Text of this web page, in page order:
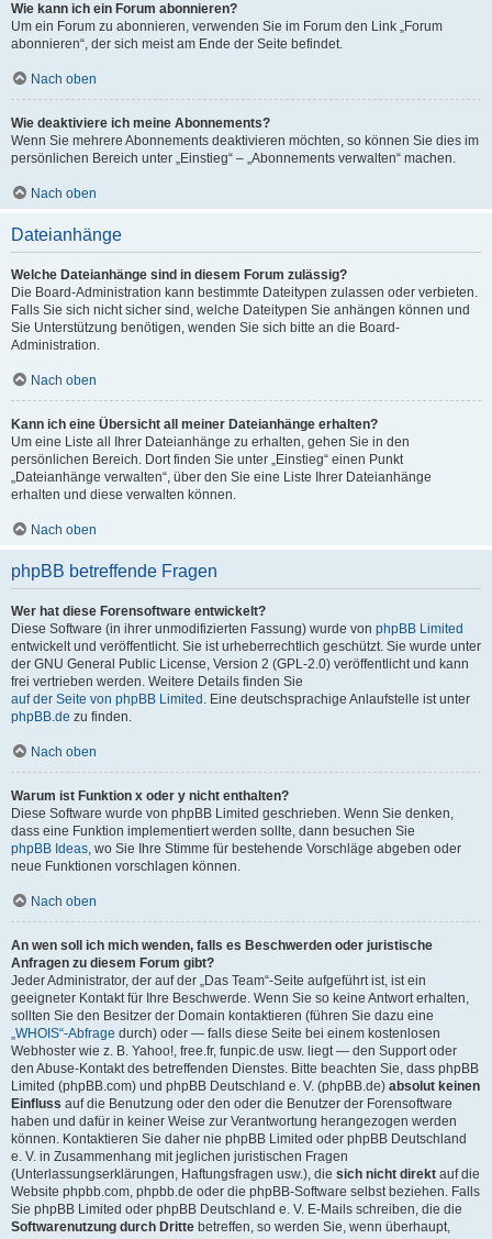
Wie kann ich ein Forum abonnieren?
Um ein Forum zu abonnieren, verwenden Sie im Forum den Link „Forum
abonnieren“, der sich meist am Ende der Seite befindet.
Nach oben
Wie deaktiviere ich meine Abonnements?
Wenn Sie mehrere Abonnements deaktivieren möchten, so können Sie dies im
persönlichen Bereich unter „Einstieg“ – „Abonnements verwalten“ machen.
Nach oben
Dateianhänge
Welche Dateianhänge sind in diesem Forum zulässig?
Die Board-Administration kann bestimmte Dateitypen zulassen oder verbieten.
Falls Sie sich nicht sicher sind, welche Dateitypen Sie anhängen können und
Sie Unterstützung benötigen, wenden Sie sich bitte an die Board-
Administration.
Nach oben
Kann ich eine Übersicht all meiner Dateianhänge erhalten?
Um eine Liste all Ihrer Dateianhänge zu erhalten, gehen Sie in den
persönlichen Bereich. Dort finden Sie unter „Einstieg“ einen Punkt
„Dateianhänge verwalten“, über den Sie eine Liste Ihrer Dateianhänge
erhalten und diese verwalten können.
Nach oben
phpBB betreffende Fragen
Wer hat diese Forensoftware entwickelt?
Diese Software (in ihrer unmodifizierten Fassung) wurde von phpBB Limited
entwickelt und veröffentlicht. Sie ist urheberrechtlich geschützt. Sie wurde unter
der GNU General Public License, Version 2 (GPL-2.0) veröffentlicht und kann
frei vertrieben werden. Weitere Details finden Sie
auf der Seite von phpBB Limited . Eine deutschsprachige Anlaufstelle ist unter
phpBB.de zu finden.
Nach oben
Warum ist Funktion x oder y nicht enthalten?
Diese Software wurde von phpBB Limited geschrieben. Wenn Sie denken,
dass eine Funktion implementiert werden sollte, dann besuchen Sie
phpBB Ideas, wo Sie Ihre Stimme für bestehende Vorschläge abgeben oder
neue Funktionen vorschlagen können.
Nach oben
An wen soll ich mich wenden, falls es Beschwerden oder juristische
Anfragen zu diesem Forum gibt?
Jeder Administrator, der auf der „Das Team“-Seite aufgeführt ist, ist ein
geeigneter Kontakt für Ihre Beschwerde. Wenn Sie so keine Antwort erhalten,
sollten Sie den Besitzer der Domain kontaktieren (führen Sie dazu eine
„WHOIS“-Abfrage durch) oder — falls diese Seite bei einem kostenlosen
Webhoster wie z. B. Yahoo!, free.fr, funpic.de usw. liegt — den Support oder
den Abuse-Kontakt des betreffenden Dienstes. Bitte beachten Sie, dass phpBB
Limited (phpBB.com) und phpBB Deutschland e. V. (phpBB.de) absolut keinen
Einfluss auf die Benutzung oder den oder die Benutzer der Forensoftware
haben und dafür in keiner Weise zur Verantwortung herangezogen werden
können. Kontaktieren Sie daher nie phpBB Limited oder phpBB Deutschland
e. V. in Zusammenhang mit jeglichen juristischen Fragen
(Unterlassungserklärungen, Haftungsfragen usw.), die sich nicht direkt auf die
Website phpbb.com, phpbb.de oder die phpBB-Software selbst beziehen. Falls
Sie phpBB Limited oder phpBB Deutschland e. V. E-Mails schreiben, die die
Softwarenutzung durch Dritte betreffen, so werden Sie, wenn überhaupt,